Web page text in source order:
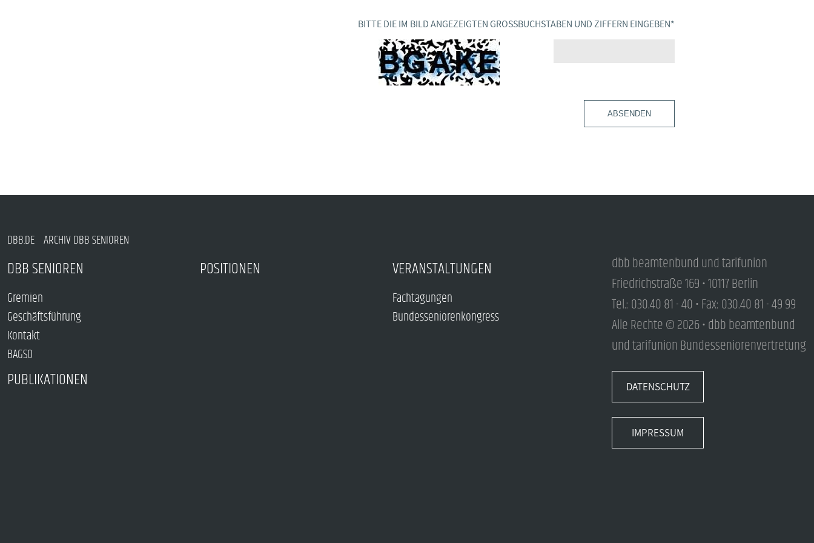
BITTE DIE IM BILD ANGEZEIGTEN GROSSBUCHSTABEN UND ZIFFERN EINGEBEN *
ABSENDEN
DBB.DE ARCHIV DBB SENIOREN
DBB SENIOREN
Gremien
Geschäftsführung
Kontakt
BAGSO
POSITIONEN VERANSTALTUNGEN
Fachtagungen
Bundesseniorenkongress
PUBLIKATIONEN
dbb beamtenbund und tarifunion
Friedrichstraße 169 • 10117 Berlin
Tel.: 030.40 81 - 40 • Fax: 030.40 81 - 49 99
Alle Rechte © 2026 • dbb beamtenbund
und tarifunion Bundesseniorenvertretung
DATENSCHUTZ
IMPRESSUM